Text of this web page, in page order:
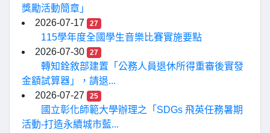
獎勵活動簡章」
2026-07-17
27
115學年度全國學生音樂比賽實施要點
2026-07-30
27
轉知銓敘部建置「公務人員退休所得重審後實發
金額試算器」，請退...
2026-07-27
25
國立彰化師範大學辦理之「SDGs 飛英任務暑期
活動-打造永續城市藍...